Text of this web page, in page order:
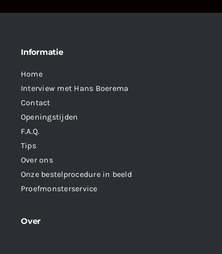
Informatie
Home
Interview met Hans Boerema
Contact
Openingstijden
F.A.Q.
Tips
Over ons
Onze bestelprocedure in beeld
Proefmonsterservice
Over